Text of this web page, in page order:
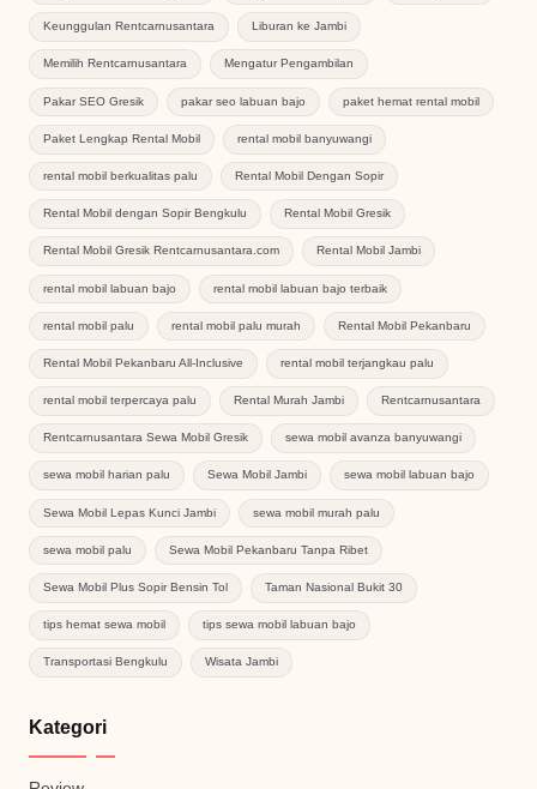
Keunggulan Rentcarnusantara Liburan ke Jambi
Memilih Rentcarnusantara Mengatur Pengambilan
Pakar SEO Gresik pakar seo labuan bajo paket hemat rental mobil
Paket Lengkap Rental Mobil rental mobil banyuwangi
rental mobil berkualitas palu Rental Mobil Dengan Sopir
Rental Mobil dengan Sopir Bengkulu Rental Mobil Gresik
Rental Mobil Gresik Rentcarnusantara.com Rental Mobil Jambi
rental mobil labuan bajo rental mobil labuan bajo terbaik
rental mobil palu rental mobil palu murah Rental Mobil Pekanbaru
Rental Mobil Pekanbaru All-Inclusive rental mobil terjangkau palu
rental mobil terpercaya palu Rental Murah Jambi Rentcarnusantara
Rentcarnusantara Sewa Mobil Gresik sewa mobil avanza banyuwangi
sewa mobil harian palu Sewa Mobil Jambi sewa mobil labuan bajo
Sewa Mobil Lepas Kunci Jambi sewa mobil murah palu
sewa mobil palu Sewa Mobil Pekanbaru Tanpa Ribet
Sewa Mobil Plus Sopir Bensin Tol Taman Nasional Bukit 30
tips hemat sewa mobil tips sewa mobil labuan bajo
Transportasi Bengkulu Wisata Jambi
Kategori